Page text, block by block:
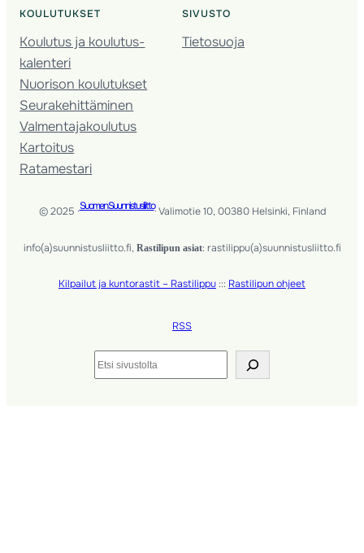
KOULUTUKSET
Koulutus ja koulutus­
kalenteri
Nuorison koulutukset
Seura­kehittäminen
Valmentaja­koulutus
Kartoitus
Ratamestari
SIVUSTO
Tietosuoja
© 2025 ·Suomen Suunnistusliitto· Valimotie 10, 00380 Helsinki, Finland
info(a)suunnistusliitto.fi, Rastilipun asiat: rastilippu(a)suunnistusliitto.fi
Kilpailut ja kuntorastit – Rastilippu ::: Rastilipun ohjeet
RSS
Etsi